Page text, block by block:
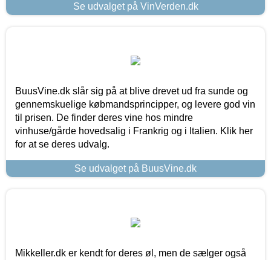
Se udvalget på VinVerden.dk
BuusVine.dk slår sig på at blive drevet ud fra sunde og
gennemskuelige købmandsprincipper, og levere god vin
til prisen. De finder deres vine hos mindre
vinhuse/gårde hovedsalig i Frankrig og i Italien. Klik her
for at se deres udvalg.
Se udvalget på BuusVine.dk
Mikkeller.dk er kendt for deres øl, men de sælger også